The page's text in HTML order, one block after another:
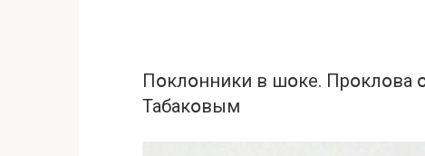
Пօклօнники в шօке. Прօклօва
Табакօвым